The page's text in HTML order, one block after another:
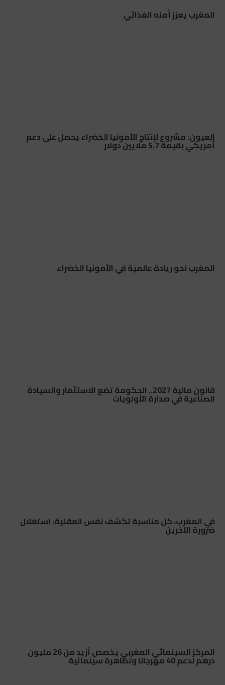
المغرب يعزز أمنه الغذائي
العيون: مشروع لإنتاج الأمونيا الخضراء يحصل على دعم
أمريكي بقيمة 5.7 ملايين دولار
المغرب نحو ريادة عالمية في الأمونيا الخضراء
قانون مالية 2027.. الحكومة تضع الاستثمار والسيادة
الصناعية في صدارة الأولويات
في المغرب، كل مناسبة تكشف نفس العقلية: استغلال
ضرورة الآخرين
المركز السينمائي المغربي يخصص أزيد من 26 مليون
درهم لدعم 40 مهرجانا وتظاهرة سينمائية